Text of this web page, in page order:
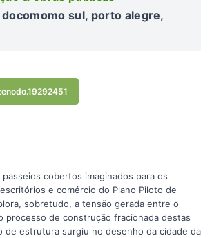
sul, porto alegre,
cobertos imaginados para os
e comércio do Plano Piloto de
sobretudo, a tensão gerada entre o
processo de construção fracionada destas
de estrutura surgiu no desenho da cidade da